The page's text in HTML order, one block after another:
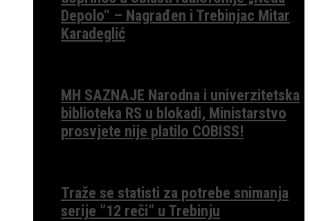
Depolo“ – Nagrađen i Trebinjac Mitar
Karadeglić
MH SAZNAJE Narodna i univerzitetska
biblioteka RS u blokadi, Ministarstvo
prosvjete nije platilo COBISS!
Traže se statisti za potrebe snimanja
serije ”12 reči” u Trebinju